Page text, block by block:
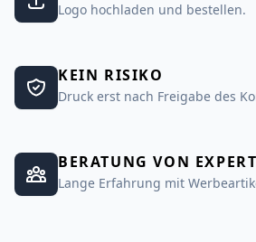
Logo hochladen und bestellen.
KEIN RISIKO
Druck erst nach Freigabe des
BERATUNG VON
Lange Erfahrung mit